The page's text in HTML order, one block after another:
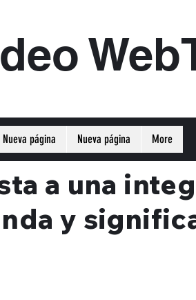
a una
y
Nueva página Nueva página More